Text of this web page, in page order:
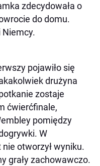
zdecydowała o
do domu.
Niemcy.
pojawiło się
drużyna
zostaje
ćwierćfinale,
pomiędzy
W
otworzył wyniku.
grały zachowawczo.